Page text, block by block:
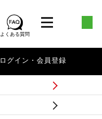
よくある質問
ログイン・会員登録